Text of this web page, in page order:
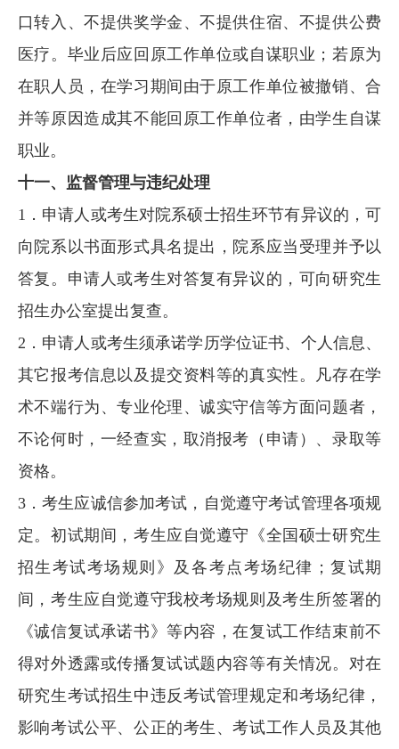
口转入、不提供奖学金、不提供住宿、不提供公费
医疗。毕业后应回原工作单位或自谋职业；若原为
在职人员，在学习期间由于原工作单位被撤销、合
并等原因造成其不能回原工作单位者，由学生自谋
职业。
十一、监督管理与违纪处理
1．申请人或考生对院系硕士招生环节有异议的，可
向院系以书面形式具名提出，院系应当受理并予以
答复。申请人或考生对答复有异议的，可向研究生
招生办公室提出复查。
2．申请人或考生须承诺学历学位证书、个人信息、
其它报考信息以及提交资料等的真实性。凡存在学
术不端行为、专业伦理、诚实守信等方面问题者，
不论何时，一经查实，取消报考（申请）、录取等
资格。
3．考生应诚信参加考试，自觉遵守考试管理各项规
定。初试期间，考生应自觉遵守《全国硕士研究生
招生考试考场规则》及各考点考场纪律；复试期
间，考生应自觉遵守我校考场规则及考生所签署的
《诚信复试承诺书》等内容，在复试工作结束前不
得对外透露或传播复试试题内容等有关情况。对在
研究生考试招生中违反考试管理规定和考场纪律，
影响考试公平、公正的考生、考试工作人员及其他